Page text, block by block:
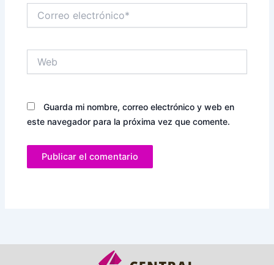
electrónico*
Guarda mi nombre, correo electrónico y web en
este navegador para la próxima vez que comente.